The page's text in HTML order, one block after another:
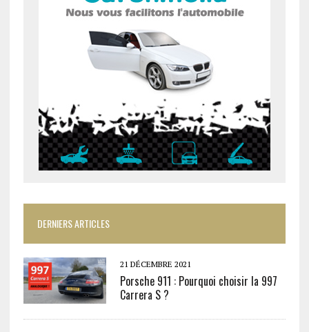
DERNIERS ARTICLES
21 DÉCEMBRE 2021
Porsche 911 : Pourquoi choisir la 997
Carrera S ?